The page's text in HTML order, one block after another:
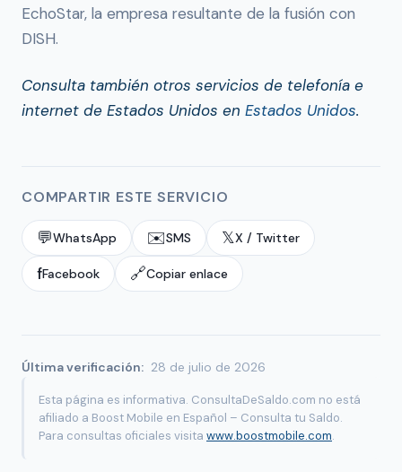
EchoStar, la empresa resultante de la fusión con
DISH.
Consulta también otros servicios de telefonía e
internet de Estados Unidos en Estados Unidos.
COMPARTIR ESTE SERVICIO
💬WhatsApp ✉️SMS 𝕏X / Twitter
fFacebook 🔗Copiar enlace
Última verificación: 28 de julio de 2026
Esta página es informativa. ConsultaDeSaldo.com no está
afiliado a Boost Mobile en Español – Consulta tu Saldo.
Para consultas oficiales visita www.boostmobile.com.